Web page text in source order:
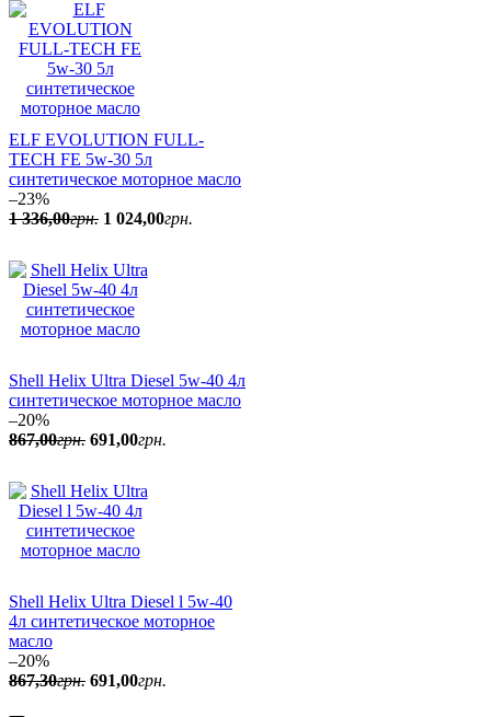
ELF EVOLUTION FULL-
TECH FE 5w-30 5л
синтетическое моторное масло
–23%
1 336,00грн. 1 024,00грн.
Shell Helix Ultra Diesel 5w-40 4л
синтетическое моторное масло
–20%
867,00грн. 691,00грн.
Shell Helix Ultra Diesel l 5w-40
4л синтетическое моторное
масло
–20%
867,30грн. 691,00грн.